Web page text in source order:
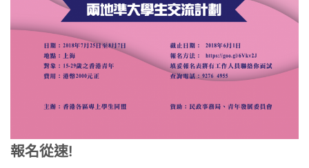
報名從速!